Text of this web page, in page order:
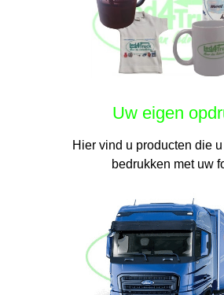
Uw eigen
Hier vind u producten die
bedrukken met uw